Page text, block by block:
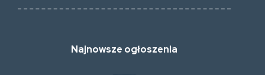
Najnowsze ogłoszenia